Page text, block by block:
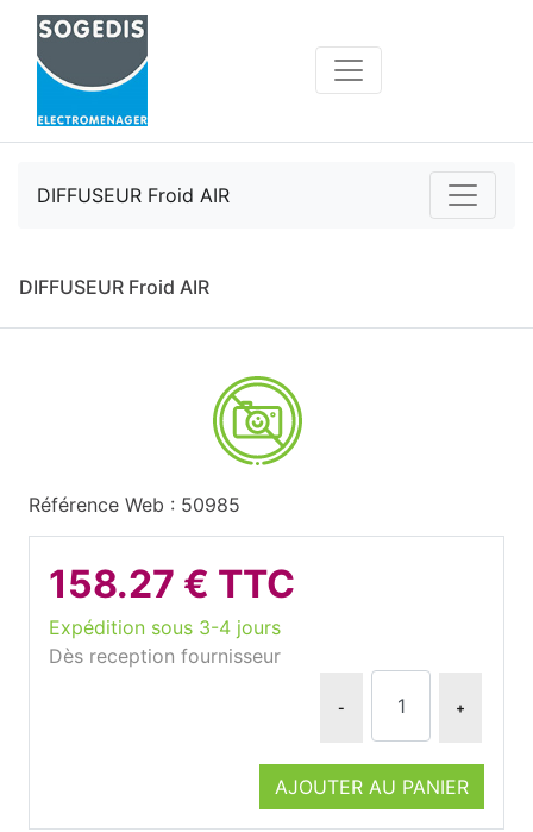
DIFFUSEUR Froid AIR
DIFFUSEUR Froid AIR
Référence Web : 50985
158.27 € TTC
Expédition sous 3-4 jours
Dès reception fournisseur
- +
AJOUTER AU PANIER